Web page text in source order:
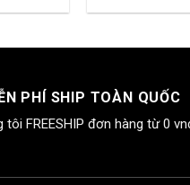
là:
PHÍ SHIP TOÀN QUỐC
tôi FREESHIP đơn hàng từ 0